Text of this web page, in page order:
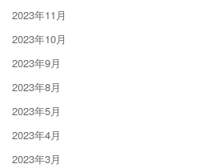
2023年11月
2023年10月
2023年9月
2023年8月
2023年5月
2023年4月
2023年3月